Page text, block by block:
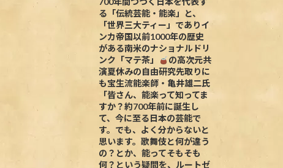
る「伝統芸能・能楽」と、
「世界三大ティー」でありイ
ンカ帝国以前1000年の歴史
がある南米のナショナルドリ
ンク「マテ茶」
の高次元共
演夏休みの自由研究先取りに
も宝生流能楽師・亀井雄二氏
「皆さん、能楽って知ってま
すか？約700年前に誕生し
て、今に至る日本の芸能で
す。でも、よく分からないと
思います。歌舞伎と何が違う
の？とか、能ってそもそも
何？という疑問を、ルートゼ